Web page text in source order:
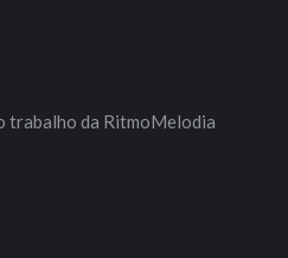
trabalho da RitmoMelodia